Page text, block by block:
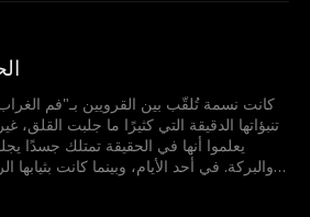
كانت نسمة تُلقّب بين القرويين بـ"فم
تنبؤاتها الدقيقة التي كثيرًا ما جلبت القلق،
يعلموا أنها في الحقيقة تمتلك جسدًا
والبركة. في أحد الأيام، وبينما كانت بثيابها